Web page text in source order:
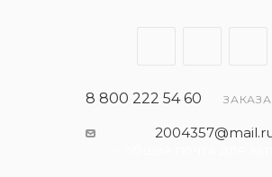
8 800 222 54 60